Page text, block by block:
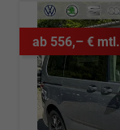
ab 556,– € mtl.